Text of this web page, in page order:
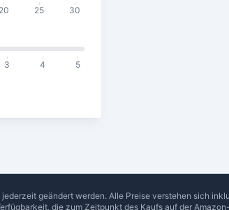
20 25 30
3 4 5
geändert werden. Alle Preise verstehen sich
die zum Zeitpunkt des Kaufs auf der